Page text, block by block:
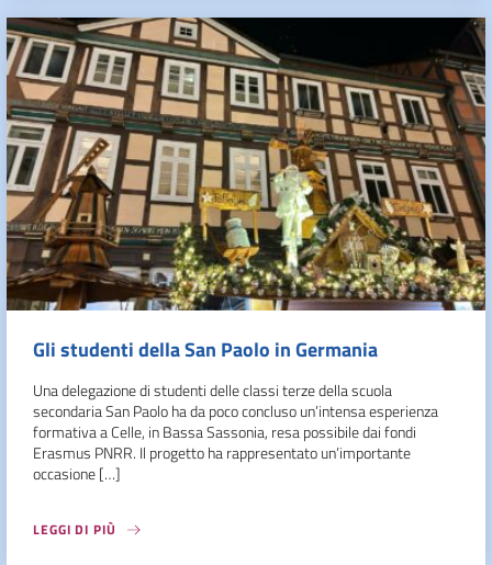
Gli studenti della San Paolo in Germania
Una delegazione di studenti delle classi terze della scuola
secondaria San Paolo ha da poco concluso un’intensa esperienza
formativa a Celle, in Bassa Sassonia, resa possibile dai fondi
Erasmus PNRR. Il progetto ha rappresentato un’importante
occasione […]
LEGGI DI PIÙ